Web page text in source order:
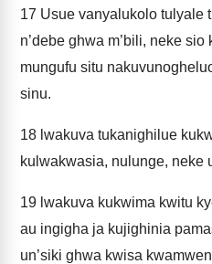
17 Usue vanyalukolo tulyale
n’debe ghwa m’bili, neke
mungufu situ
sinu.
18 lwakuva tukanighilue
kulwakwasia, nulunge, neke
19 lwakuva kukwima kwitu
au ingigha ja kujighinia
un’siki ghwa kwisa